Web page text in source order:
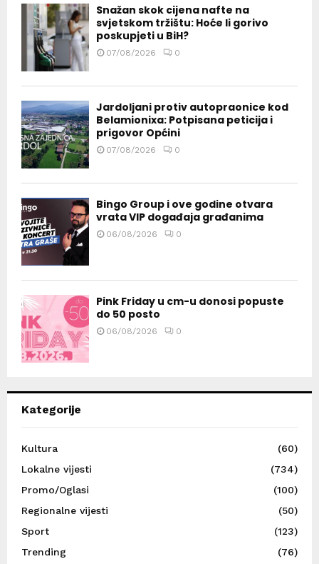
Snažan skok cijena nafte na
svjetskom tržištu: Hoće li gorivo
poskupjeti u BiH?
07/08/2026 0
Jardoljani protiv autopraonice kod
Belamionixa: Potpisana peticija i
prigovor Općini
07/08/2026 0
Bingo Group i ove godine otvara
vrata VIP događaja građanima
06/08/2026 0
Pink Friday u cm-u donosi popuste
do 50 posto
06/08/2026 0
Kategorije
Kultura
(60)
Lokalne vijesti
(734)
Promo/Oglasi
(100)
Regionalne vijesti
(50)
Sport
(123)
Trending
(76)